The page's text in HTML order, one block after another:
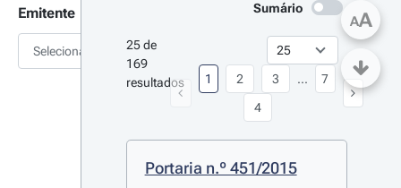
Emitente
Selecionar
Sumário
25 de
169
resultados
1 2
3
4
... 7
Portaria n.º 451/2015
AA